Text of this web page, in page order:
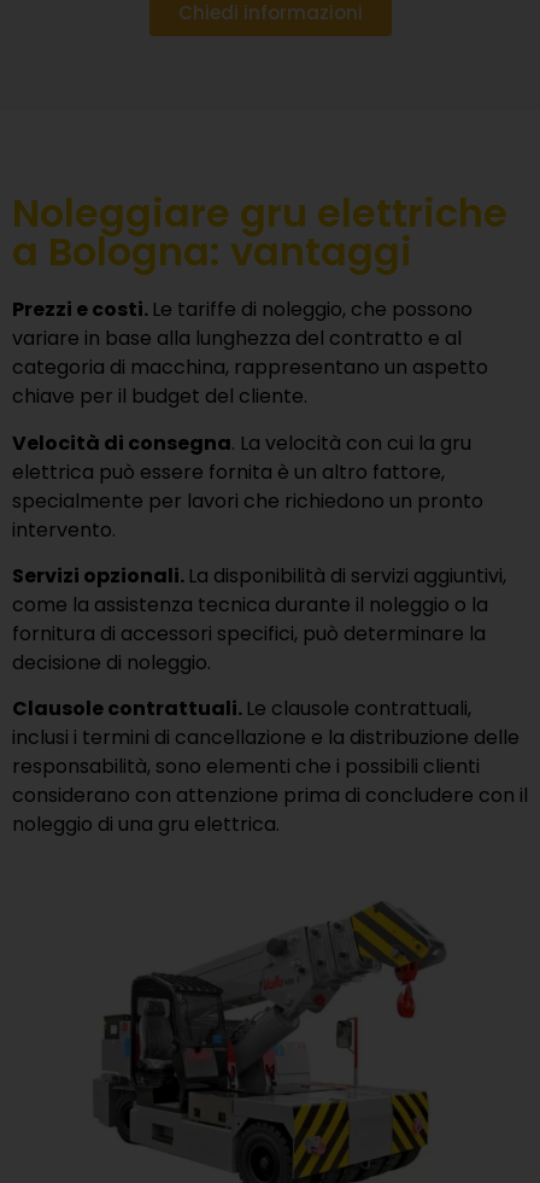
Chiedi informazioni
Noleggiare gru elettriche
a Bologna: vantaggi
Prezzi e costi. Le tariffe di noleggio, che possono
variare in base alla lunghezza del contratto e al
categoria di macchina, rappresentano un aspetto
chiave per il budget del cliente.
Velocità di consegna. La velocità con cui la gru
elettrica può essere fornita è un altro fattore,
specialmente per lavori che richiedono un pronto
intervento.
Servizi opzionali. La disponibilità di servizi aggiuntivi,
come la assistenza tecnica durante il noleggio o la
fornitura di accessori specifici, può determinare la
decisione di noleggio.
Clausole contrattuali. Le clausole contrattuali,
inclusi i termini di cancellazione e la distribuzione delle
responsabilità, sono elementi che i possibili clienti
considerano con attenzione prima di concludere con il
noleggio di una gru elettrica.